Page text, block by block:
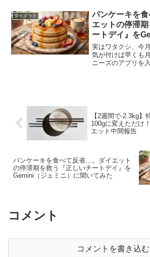
して、次の日には
ダイエット
パンケーキを
エットの停滞
ートデイ』を
ニ）に聞いてみ
実はワタクシ、今
気が付けば早くも
ニーズのアプリを
【2週間で-2.3kg】
100gに変えただけ
エット中間報告
パンケーキを食べて反省…。ダイエット
の停滞期を救う『正しいチートデイ』を
Gemini（ジェミニ）に聞いてみた
コメント
コメントを書き込む